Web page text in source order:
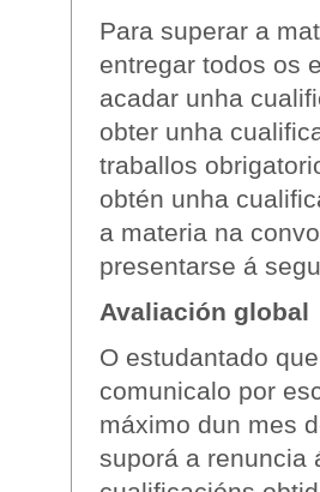
Para superar a
entregar todos os
acadar unha
obter unha
traballos
obtén unha
a materia na
presentarse á
Avaliación global
O estudantado
comunicalo por
máximo dun mes
suporá a renuncia